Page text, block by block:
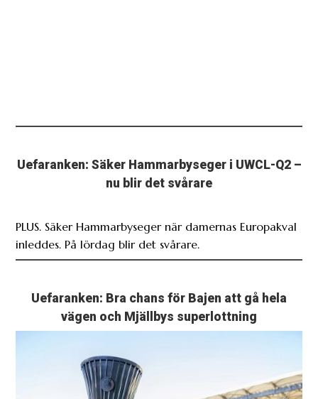
PLUS. Säker Hammarbyseger när damernas Europakval
inleddes. På lördag blir det svårare.
Uefaranken: Bra chans för Bajen att gå hela
vägen och Mjällbys superlottning